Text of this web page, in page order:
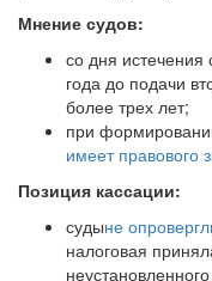
Мнение судов:
со дня
года до подачи
более трех лет;
при
имеет правового
Позиция кассации:
судыне
налоговая